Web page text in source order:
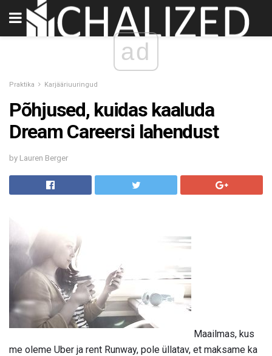
ad
Praktika Karjääriuuringud
Põhjused, kuidas kaaluda
Dream Careersi lahendust
by Lauren Berger
Maailmas, kus
me oleme Uber ja rent Runway, pole üllatav, et maksame ka